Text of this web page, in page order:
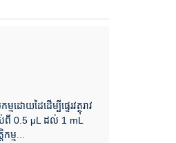
ោយដៃដើម្បីផ្ទេរវត្ថុរាវ
ាប់ពី 0.5 μL ដល់ 1 mL
ម...